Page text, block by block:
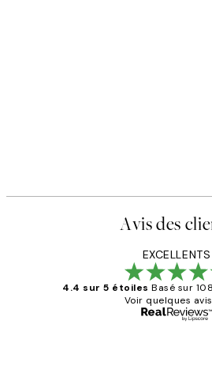
Avis des
EXCELLENTS
4.4 sur 5 étoiles Basé sur
Voir quelques